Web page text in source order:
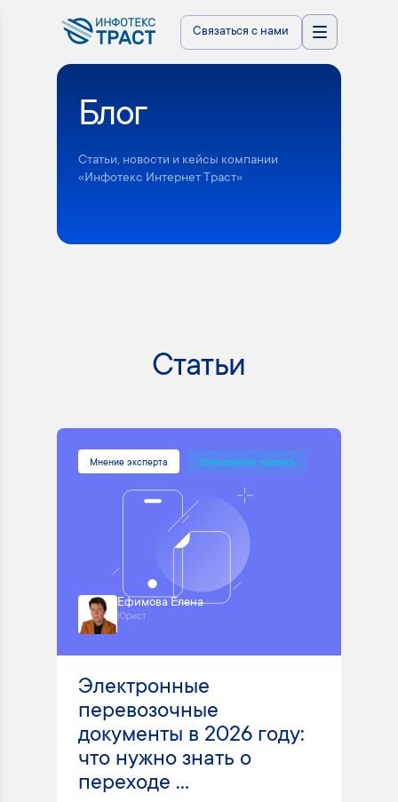
Связаться с нами
Блог
Статьи, новости и кейсы компании
«Инфотекс Интернет Траст»
Статьи
Мнение эксперта Электронная подпись
Ефимова Елена
Юрист
Электронные
перевозочные
документы в 2026 году:
что нужно знать о
переходе ...